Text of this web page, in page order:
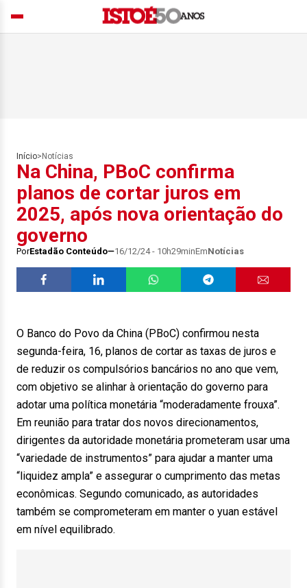
Início> Notícias
Na China, PBoC confirma
planos de cortar juros em
2025, após nova orientação do
governo
PorEstadão Conteúdo 16/12/24 - 10h29minEmNotícias
O Banco do Povo da China (PBoC) confirmou nesta
segunda-feira, 16, planos de cortar as taxas de juros e
de reduzir os compulsórios bancários no ano que vem,
com objetivo se alinhar à orientação do governo para
adotar uma política monetária “moderadamente frouxa”.
Em reunião para tratar dos novos direcionamentos,
dirigentes da autoridade monetária prometeram usar uma
“variedade de instrumentos” para ajudar a manter uma
“liquidez ampla” e assegurar o cumprimento das metas
econômicas. Segundo comunicado, as autoridades
também se comprometeram em manter o yuan estável
em nível equilibrado.